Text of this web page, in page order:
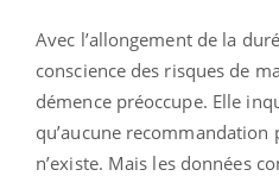
Avec l’allongement de la
conscience des risques de
démence préoccupe. Elle
qu’aucune
n’existe. Mais les données